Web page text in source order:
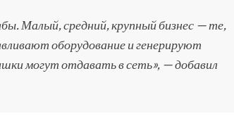
Малый, средний, крупный бизнес — те,
оборудование и генерируют
могут отдавать в сеть», — добавил